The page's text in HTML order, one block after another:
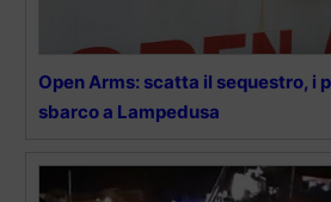
Open Arms: scatta il sequestro, i
sbarco a Lampedusa